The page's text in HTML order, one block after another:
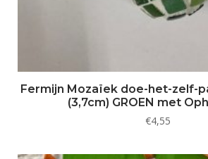
Fermijn Mozaïek doe-het-zelf-
(3,7cm) GROEN met
€4,55